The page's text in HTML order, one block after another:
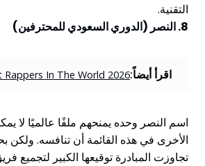
التقنية.
8. النصر (الدوري السعودي للمحترفين)
اقرأ أيضاً:Rappers In The World 2026
اسم النصر وحده يمنحهم ملفًا عالميًا لا
تجاوزت المبادرة توقيعها الكبير لتجميع